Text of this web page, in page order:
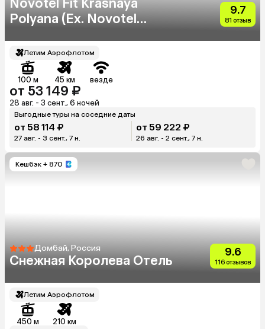
Novotel Fit Krasnaya
Polyana (Ex. Novotel
9.7
81 отзыв
Летим Аэрофлотом
100 м 45 км везде
от 53 149 ₽
28 авг. - 3 сент., 6 ночей
Выгодные туры на соседние даты
от 58 114 ₽
27 авг. - 3 сент., 7 н.
от 59 222 ₽
26 авг. - 2 сент., 7 н.
Кешбэк + 870
Домбай, Россия
Снежная Королева Отель
9.6
116 отзывов
Летим Аэрофлотом
450 м 210 км